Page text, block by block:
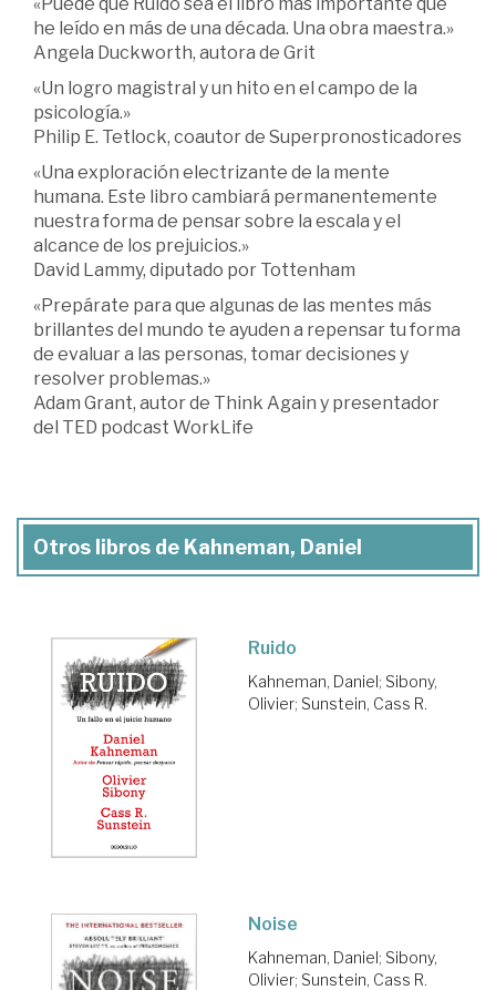
he leído en más de una década. Una obra maestra.»
Angela Duckworth, autora de Grit
«Un logro magistral y un hito en el campo de la
psicología.»
Philip E. Tetlock, coautor de Superpronosticadores
«Una exploración electrizante de la mente
humana. Este libro cambiará permanentemente
nuestra forma de pensar sobre la escala y el
alcance de los prejuicios.»
David Lammy, diputado por Tottenham
«Prepárate para que algunas de las mentes más
brillantes del mundo te ayuden a repensar tu forma
de evaluar a las personas, tomar decisiones y
resolver problemas.»
Adam Grant, autor de Think Again y presentador
del TED podcast WorkLife
Otros libros de Kahneman, Daniel
Ruido
Kahneman, Daniel; Sibony,
Olivier; Sunstein, Cass R.
Noise
Kahneman, Daniel; Sibony,
Olivier; Sunstein, Cass R.